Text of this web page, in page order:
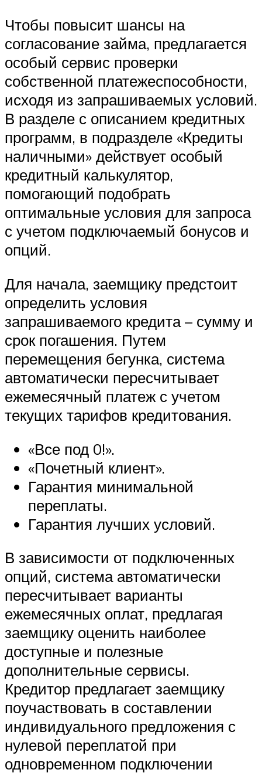
Чтобы повысит шансы на
согласование займа, предлагается
особый сервис проверки
собственной платежеспособности,
исходя из запрашиваемых условий.
В разделе с описанием кредитных
программ, в подразделе «Кредиты
наличными» действует особый
кредитный калькулятор,
помогающий подобрать
оптимальные условия для запроса
с учетом подключаемый бонусов и
опций.
Для начала, заемщику предстоит
определить условия
запрашиваемого кредита – сумму и
срок погашения. Путем
перемещения бегунка, система
автоматически пересчитывает
ежемесячный платеж с учетом
текущих тарифов кредитования.
«Все под 0!».
«Почетный клиент».
Гарантия минимальной
переплаты.
Гарантия лучших условий.
В зависимости от подключенных
опций, система автоматически
пересчитывает варианты
ежемесячных оплат, предлагая
заемщику оценить наиболее
доступные и полезные
дополнительные сервисы.
Кредитор предлагает заемщику
поучаствовать в составлении
индивидуального предложения с
нулевой переплатой при
одновременном подключении